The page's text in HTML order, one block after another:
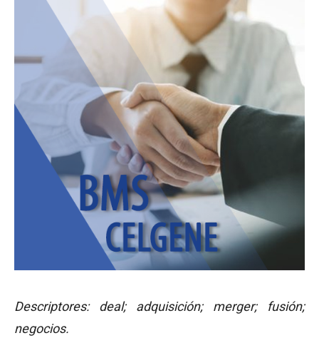
Descriptores: deal; adquisición; merger; fusión;
negocios.